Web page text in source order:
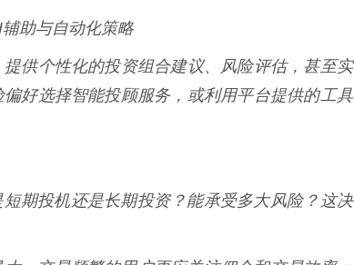
助与自动化策略
供个性化的投资组合建议、风险评估，甚至实
好选择智能投顾服务，或利用平台提供的工具
期投机还是长期投资？能承受多大风险？这决